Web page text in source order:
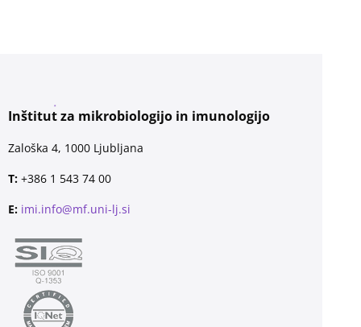
Inštitut za mikrobiologijo in imunologijo
Zaloška 4, 1000 Ljubljana
T: +386 1 543 74 00
E: imi.info@mf.uni-lj.si